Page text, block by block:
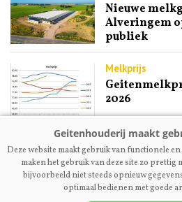
Nieuwe
Alveringem
publiek
Melkprijs
2026
Fokkerij | Premium
Ex-NOG-
Kupers:
Deze website maakt gebruik van functionele
maken het gebruik van deze site zo prettig
bijvoorbeeld niet steeds opnieuw
optimaal bedienen met goede